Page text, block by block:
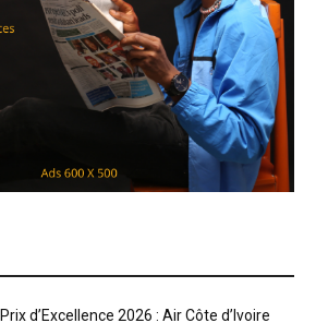
Prix d’Excellence 2026 : Air Côte d’Ivoire